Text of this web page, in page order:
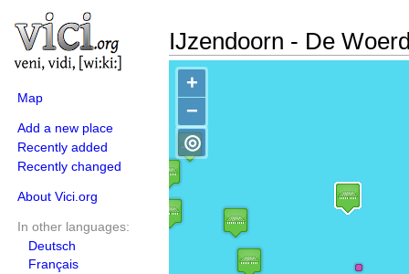
Map
Add a new place
Recently added
Recently changed
About Vici.org
In other languages:
Deutsch
Français
IJzendoorn - De
+
−
◎